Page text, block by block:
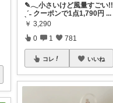
✎𓂃小さいけど風量すごい!!
ˎˊ˗ クーポンで1点1,790円 ...
￥ 3,290
0 1 781
コレ いいね